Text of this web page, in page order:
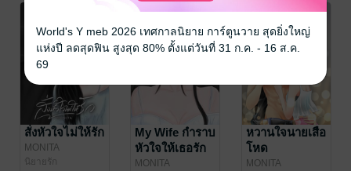
สั่งหัวใจไม่ให้รัก
MONITA
นิยายรัก
My Wife กำราบ
หัวใจให้เธอรัก
MONITA
หวานใจนายเสือ
โหด
MONITA
World's Y meb 2026 เทศกาลนิยาย การ์ตูนวาย สุดยิ่งใหญ่
แห่งปี ลดสุดฟิน สูงสุด 80% ตั้งแต่วันที่ 31 ก.ค. - 16 ส.ค.
69